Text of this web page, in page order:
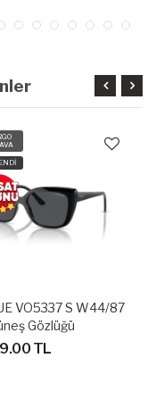
VO5337 S W44/87
Gözlüğü
TL